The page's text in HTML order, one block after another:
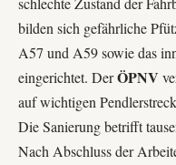
bilden sich gefährliche
A57 und A59 sowie das
eingerichtet. DerÖPNV
auf wichtigen
Die Sanierung betrifft
Nach Abschluss der